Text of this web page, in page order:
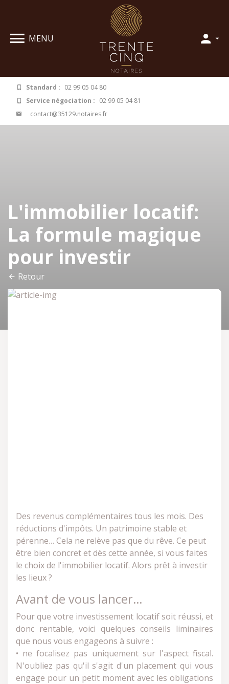
MENU
Standard : 02 99 05 04 80
Service négociation : 02 99 05 04 81
contact@35129.notaires.fr
L'immobilier locatif:
La formule magique
pour investir
Retour
Des revenus complémentaires tous les mois. Des
réductions d'impôts. Un patrimoine stable et
pérenne… Cela ne relève pas que du rêve. Ce peut
être bien concret et dès cette année, si vous faites
le choix de l'immobilier locatif. Alors prêt à investir
les lieux ?
Avant de vous lancer…
Pour que votre investissement locatif soit réussi, et
donc rentable, voici quelques conseils liminaires
que nous vous engageons à suivre :
• ne focalisez pas uniquement sur l'aspect fiscal.
N'oubliez pas qu'il s'agit d'un placement qui vous
engage pour un petit moment avec les obligations
Panneau de gestion des cookies